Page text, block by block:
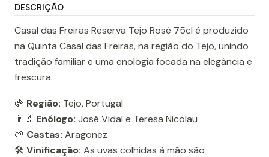
DESCRIÇÃO
Casal das Freiras Reserva Tejo Rosé 75cl é produzido
na Quinta Casal das Freiras, na região do Tejo, unindo
tradição familiar e uma enologia focada na elegância e
frescura.
🍇 Região: Tejo, Portugal
👨‍🔬 Enólogo: José Vidal e Teresa Nicolau
🌱 Castas: Aragonez
🛠️ Vinificação: As uvas colhidas à mão são